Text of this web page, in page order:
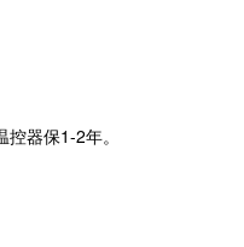
器保1-2年。